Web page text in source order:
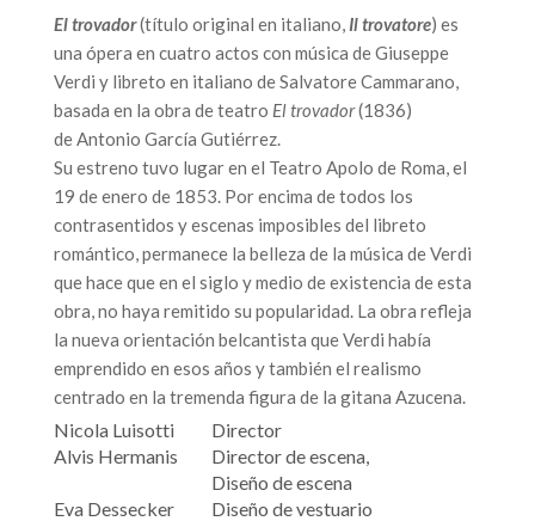
El trovador(título original en italiano, Il trovatore) es
una ópera en cuatro actos con música de Giuseppe
Verdi y libreto en italiano de Salvatore Cammarano,
basada en la obra de teatro El trovador(1836)
de Antonio García Gutiérrez.
Su estreno tuvo lugar en el Teatro Apolo de Roma, el
19 de enero de 1853. Por encima de todos los
contrasentidos y escenas imposibles del libreto
romántico, permanece la belleza de la música de Verdi
que hace que en el siglo y medio de existencia de esta
obra, no haya remitido su popularidad. La obra refleja
la nueva orientación belcantista que Verdi había
emprendido en esos años y también el realismo
centrado en la tremenda figura de la gitana Azucena.
Nicola Luisotti
Director
Alvis Hermanis
Director de escena,
Diseño de escena
Eva Dessecker
Diseño de vestuario